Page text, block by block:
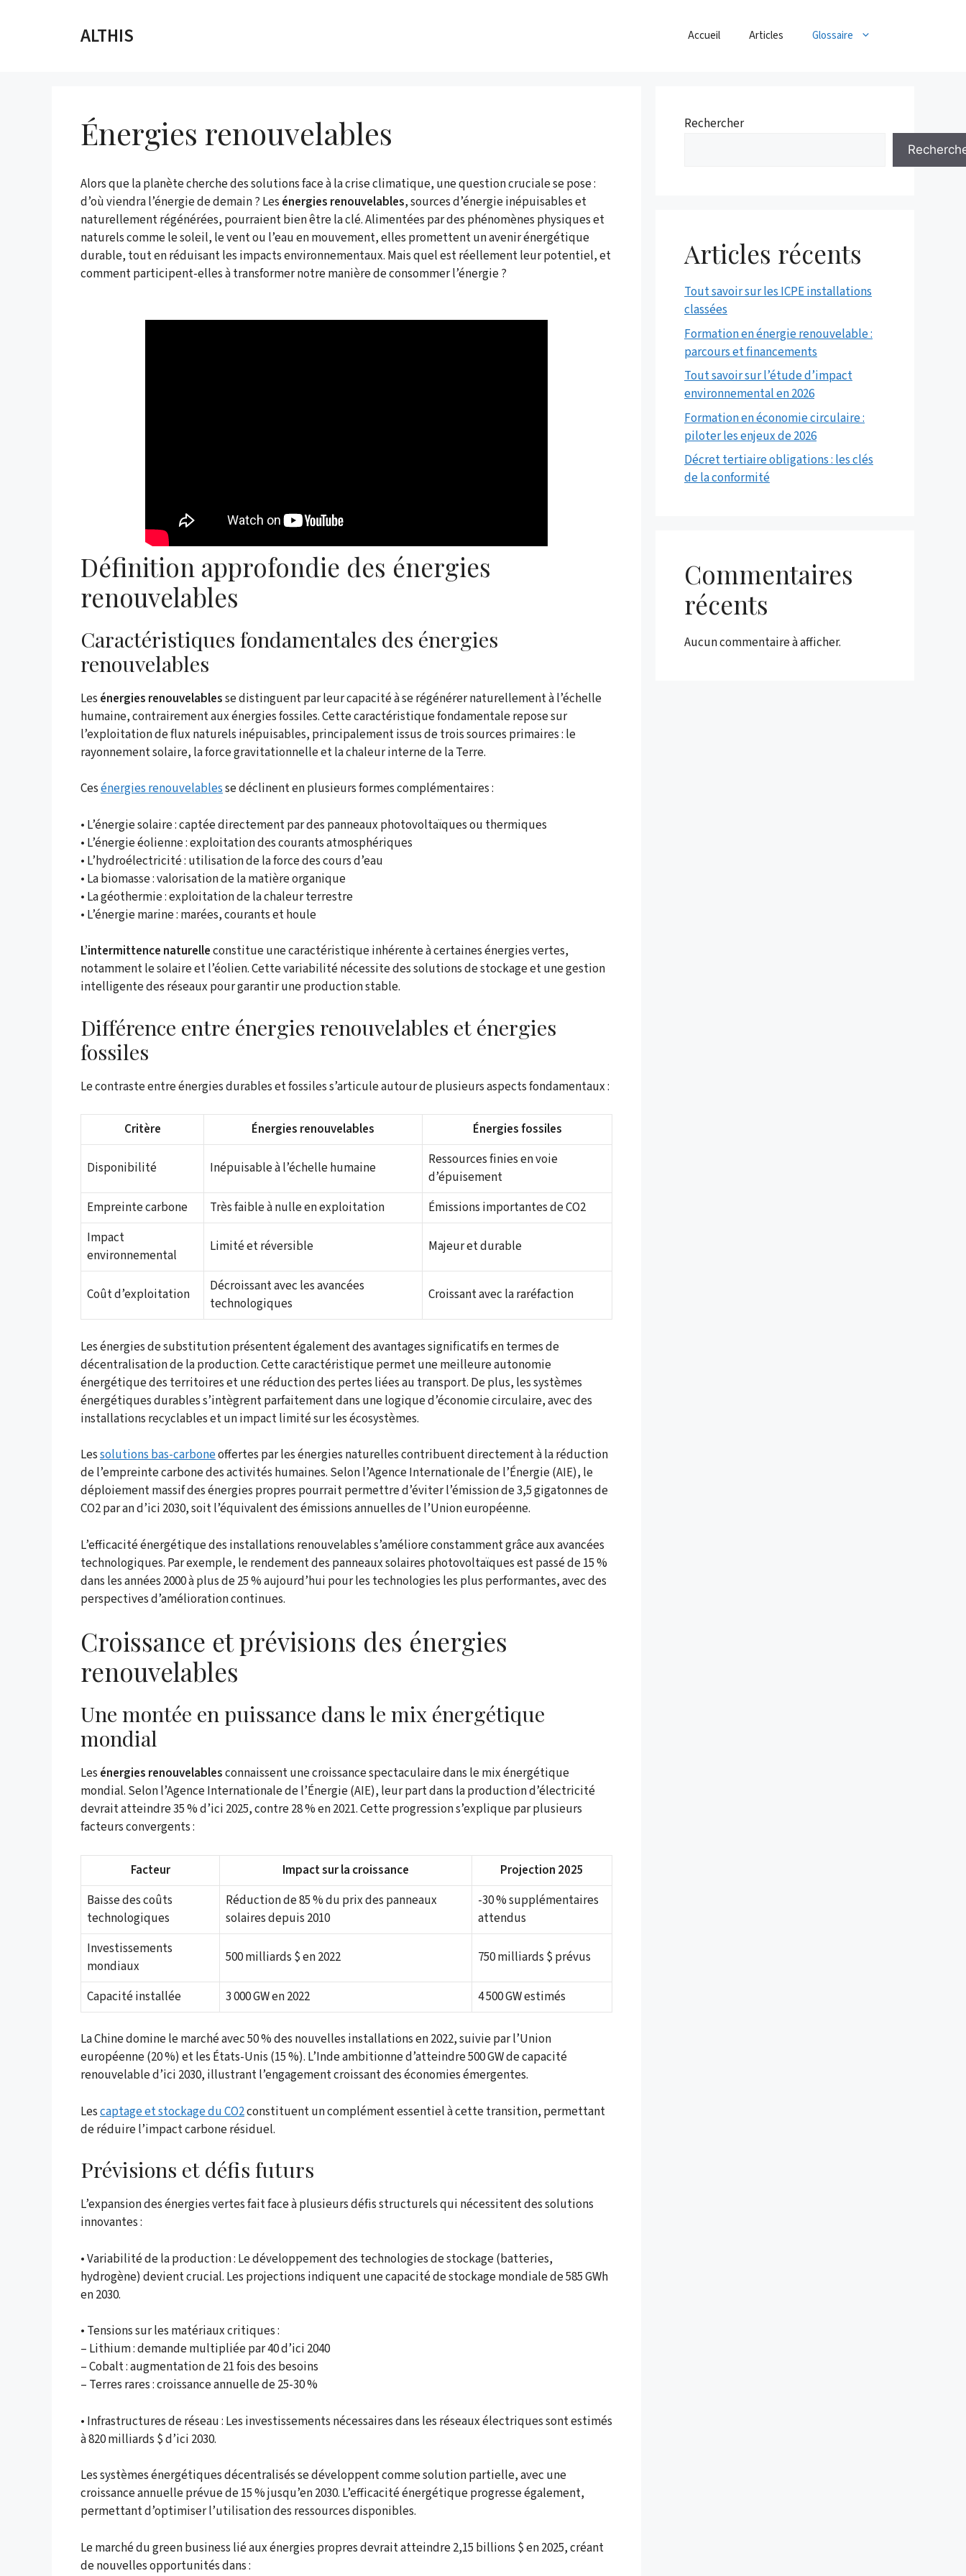
ALTHIS Accueil Articles Glossaire
Énergies renouvelables
Alors que la planète cherche des solutions face à la crise climatique, une question cruciale se pose :
d’où viendra l’énergie de demain ? Les énergies renouvelables, sources d’énergie inépuisables et
naturellement régénérées, pourraient bien être la clé. Alimentées par des phénomènes physiques et
naturels comme le soleil, le vent ou l’eau en mouvement, elles promettent un avenir énergétique
durable, tout en réduisant les impacts environnementaux. Mais quel est réellement leur potentiel, et
comment participent-elles à transformer notre manière de consommer l’énergie ?
Définition approfondie des énergies
renouvelables
Caractéristiques fondamentales des énergies
renouvelables
Les énergies renouvelablesse distinguent par leur capacité à se régénérer naturellement à l’échelle
humaine, contrairement aux énergies fossiles. Cette caractéristique fondamentale repose sur
l’exploitation de flux naturels inépuisables, principalement issus de trois sources primaires : le
rayonnement solaire, la force gravitationnelle et la chaleur interne de la Terre.
Cesénergies renouvelablesse déclinent en plusieurs formes complémentaires :
• L’énergie solaire : captée directement par des panneaux photovoltaïques ou thermiques
• L’énergie éolienne : exploitation des courants atmosphériques
• L’hydroélectricité : utilisation de la force des cours d’eau
• La biomasse : valorisation de la matière organique
• La géothermie : exploitation de la chaleur terrestre
• L’énergie marine : marées, courants et houle
L’intermittence naturelleconstitue une caractéristique inhérente à certaines énergies vertes,
notamment le solaire et l’éolien. Cette variabilité nécessite des solutions de stockage et une gestion
intelligente des réseaux pour garantir une production stable.
Différence entre énergies renouvelables et énergies
fossiles
Le contraste entre énergies durables et fossiles s’articule autour de plusieurs aspects fondamentaux :
Critère Énergies renouvelables Énergies fossiles
Disponibilité Inépuisable à l’échelle humaine
Ressources finies en voie
d’épuisement
Empreinte carbone
Très faible à nulle en exploitation
Émissions importantes de CO2
Impact
environnemental
Limité et réversible Majeur et durable
Coût d’exploitation
Décroissant avec les avancées
technologiques
Croissant avec la raréfaction
Les énergies de substitution présentent également des avantages significatifs en termes de
décentralisation de la production. Cette caractéristique permet une meilleure autonomie
énergétique des territoires et une réduction des pertes liées au transport. De plus, les systèmes
énergétiques durables s’intègrent parfaitement dans une logique d’économie circulaire, avec des
installations recyclables et un impact limité sur les écosystèmes.
Lessolutions bas-carboneoffertes par les énergies naturelles contribuent directement à la réduction
de l’empreinte carbone des activités humaines. Selon l’Agence Internationale de l’Énergie (AIE), le
déploiement massif des énergies propres pourrait permettre d’éviter l’émission de 3,5 gigatonnes de
CO2 par an d’ici 2030, soit l’équivalent des émissions annuelles de l’Union européenne.
L’efficacité énergétique des installations renouvelables s’améliore constamment grâce aux avancées
technologiques. Par exemple, le rendement des panneaux solaires photovoltaïques est passé de 15 %
dans les années 2000 à plus de 25 % aujourd’hui pour les technologies les plus performantes, avec des
perspectives d’amélioration continues.
Croissance et prévisions des énergies
renouvelables
Une montée en puissance dans le mix énergétique
mondial
Les énergies renouvelablesconnaissent une croissance spectaculaire dans le mix énergétique
mondial. Selon l’Agence Internationale de l’Énergie (AIE), leur part dans la production d’électricité
devrait atteindre 35 % d’ici 2025, contre 28 % en 2021. Cette progression s’explique par plusieurs
facteurs convergents :
Facteur Impact sur la croissance
Projection 2025
Baisse des coûts
technologiques
Réduction de 85 % du prix des panneaux
solaires depuis 2010
-30 % supplémentaires
attendus
Investissements
mondiaux
500 milliards $ en 2022 750 milliards $ prévus
Capacité installée 3 000 GW en 2022 4 500 GW estimés
La Chine domine le marché avec 50 % des nouvelles installations en 2022, suivie par l’Union
européenne (20 %) et les États-Unis (15 %). L’Inde ambitionne d’atteindre 500 GW de capacité
renouvelable d’ici 2030, illustrant l’engagement croissant des économies émergentes.
Lescaptage et stockage du CO2constituent un complément essentiel à cette transition, permettant
de réduire l’impact carbone résiduel.
Prévisions et défis futurs
L’expansion des énergies vertes fait face à plusieurs défis structurels qui nécessitent des solutions
innovantes :
• Variabilité de la production : Le développement des technologies de stockage (batteries,
hydrogène) devient crucial. Les projections indiquent une capacité de stockage mondiale de 585 GWh
en 2030.
• Tensions sur les matériaux critiques :
– Lithium : demande multipliée par 40 d’ici 2040
– Cobalt : augmentation de 21 fois des besoins
– Terres rares : croissance annuelle de 25-30 %
• Infrastructures de réseau : Les investissements nécessaires dans les réseaux électriques sont estimés
à 820 milliards $ d’ici 2030.
Les systèmes énergétiques décentralisés se développent comme solution partielle, avec une
croissance annuelle prévue de 15 % jusqu’en 2030. L’efficacité énergétique progresse également,
permettant d’optimiser l’utilisation des ressources disponibles.
Le marché du green business lié aux énergies propres devrait atteindre 2,15 billions $ en 2025, créant
de nouvelles opportunités dans :
Rechercher
Articles récents
Tout savoir sur les ICPE installations
classées
Formation en énergie renouvelable :
parcours et financements
Tout savoir sur l’étude d’impact
environnemental en 2026
Formation en économie circulaire :
piloter les enjeux de 2026
Décret tertiaire obligations : les clés
de la conformité
Commentaires
récents
Aucun commentaire à afficher.